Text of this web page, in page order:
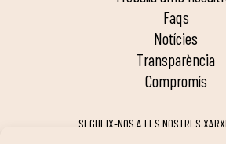
faqs
notícies
transparència
compromís
SEGUEIX-NOS A LES NOSTRES